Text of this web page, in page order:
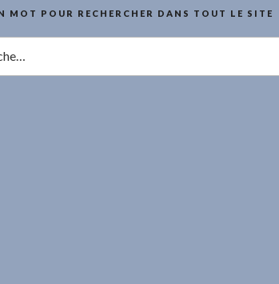
MOT POUR RECHERCHER DANS TOUT LE SITE